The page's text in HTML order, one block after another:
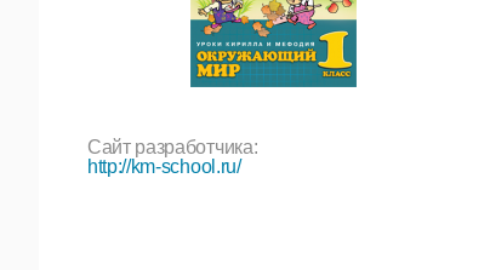
Сайт разработчика:
http://km-school.ru/